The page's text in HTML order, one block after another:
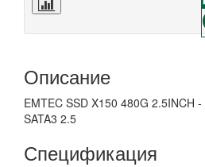
Описание
EMTEC SSD X150 480G 2.5INCH
SATA3 2.5
Спецификация